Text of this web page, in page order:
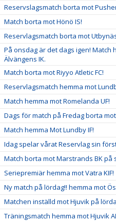
Reservslagsmatch borta mot
Match borta mot Hönö IS!
Reservlagsmatch borta mot
På onsdag är det dags igen! Match
Älvängens IK.
Match borta mot Riyyo Atletic FC!
Reservlagsmatch hemma mot
Match hemma mot Romelanda UF!
Dags för match på Fredag borta mot
Match hemma Mot Lundby IF!
Idag spelar vårat Reservlag sin
Match borta mot Marstrands BK på
Seriepremiär hemma mot Vatra KIF!
Ny match på lördag!! hemma mot
Matchen inställd mot Hjuvik på
Träningsmatch hemma mot Hjuvik